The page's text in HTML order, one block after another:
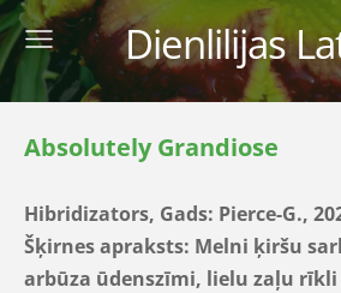
Dienlilijas
Absolutely Grandiose
Hibridizators, Gads: Pierce-G.,
Šķirnes apraksts: Melni ķiršu
arbūza ūdenszīmi, lielu zaļu